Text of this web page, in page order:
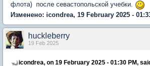
флота) после севастопольской учебки.
Изменено: icondrea, 19 February 2025 -
huckleberry
19 Feb 2025
icondrea, on 19 February 2025 - 01:30 PM,